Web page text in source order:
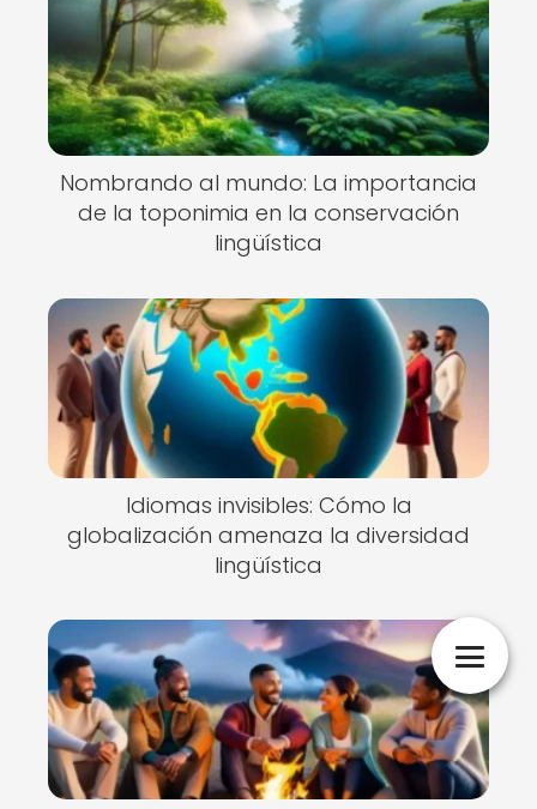
Nombrando al mundo: La importancia
de la toponimia en la conservación
lingüística
Idiomas invisibles: Cómo la
globalización amenaza la diversidad
lingüística